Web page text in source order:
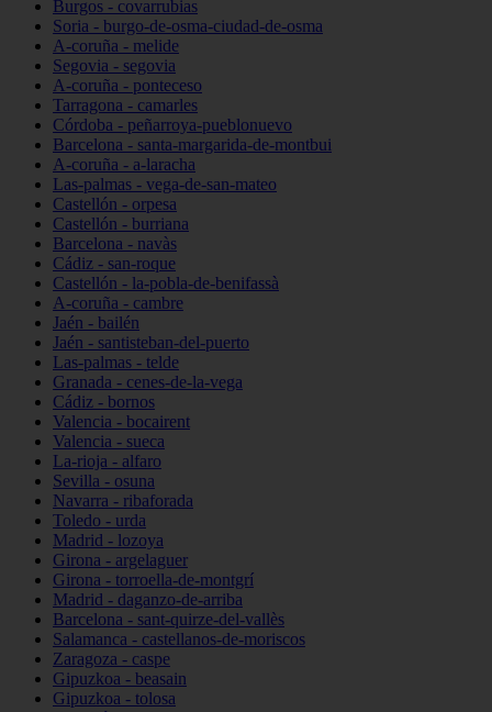
Burgos - covarrubias
Soria - burgo-de-osma-ciudad-de-osma
A-coruña - melide
Segovia - segovia
A-coruña - ponteceso
Tarragona - camarles
Córdoba - peñarroya-pueblonuevo
Barcelona - santa-margarida-de-montbui
A-coruña - a-laracha
Las-palmas - vega-de-san-mateo
Castellón - orpesa
Castellón - burriana
Barcelona - navàs
Cádiz - san-roque
Castellón - la-pobla-de-benifassà
A-coruña - cambre
Jaén - bailén
Jaén - santisteban-del-puerto
Las-palmas - telde
Granada - cenes-de-la-vega
Cádiz - bornos
Valencia - bocairent
Valencia - sueca
La-rioja - alfaro
Sevilla - osuna
Navarra - ribaforada
Toledo - urda
Madrid - lozoya
Girona - argelaguer
Girona - torroella-de-montgrí
Madrid - daganzo-de-arriba
Barcelona - sant-quirze-del-vallès
Salamanca - castellanos-de-moriscos
Zaragoza - caspe
Gipuzkoa - beasain
Gipuzkoa - tolosa